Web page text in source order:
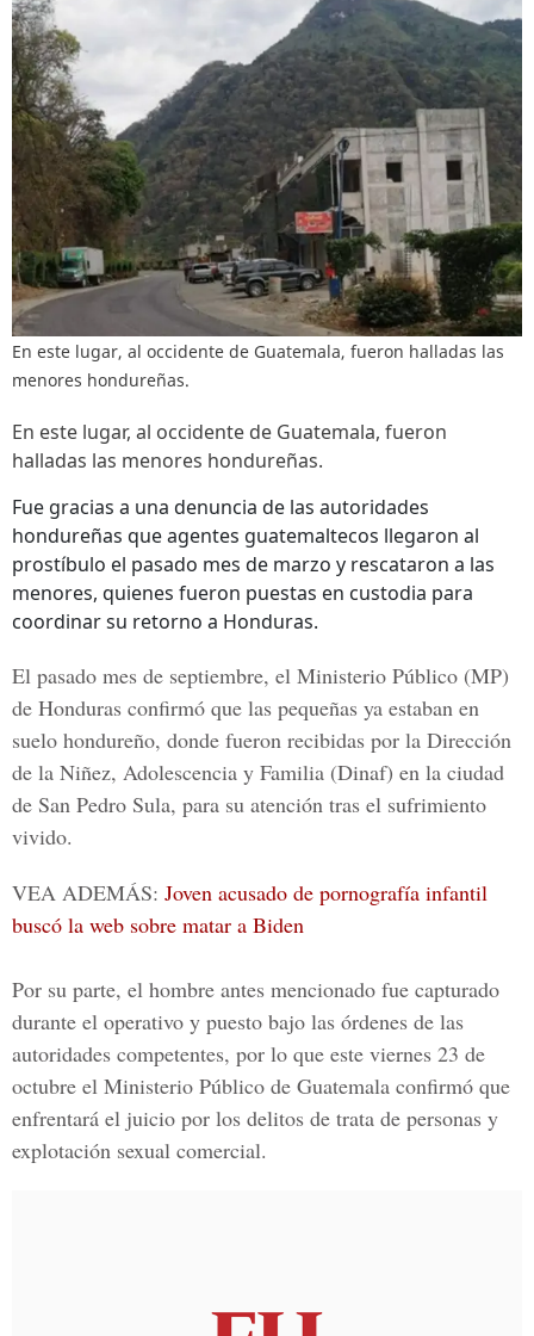
En este lugar, al occidente de Guatemala, fueron halladas las
menores hondureñas.
En este lugar, al occidente de Guatemala, fueron
halladas las menores hondureñas.
Fue gracias a una denuncia de las autoridades
hondureñas que agentes guatemaltecos llegaron al
prostíbulo el pasado mes de marzo y rescataron a las
menores, quienes fueron puestas en custodia para
coordinar su retorno a Honduras.
El pasado mes de septiembre, el Ministerio Público (MP)
de Honduras confirmó que las pequeñas ya estaban en
suelo hondureño, donde fueron recibidas por la Dirección
de la Niñez, Adolescencia y Familia (Dinaf) en la ciudad
de San Pedro Sula, para su atención tras el sufrimiento
vivido.
VEA ADEMÁS: Joven acusado de pornografía infantil
buscó la web sobre matar a Biden
Por su parte, el hombre antes mencionado fue capturado
durante el operativo y puesto bajo las órdenes de las
autoridades competentes, por lo que este viernes 23 de
octubre el Ministerio Público de Guatemala confirmó que
enfrentará el juicio por los delitos de trata de personas y
explotación sexual comercial.